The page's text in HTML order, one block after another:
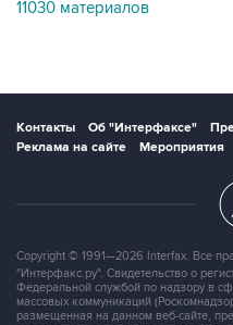
11030 материалов
Контакты Об "Интерфаксе"
Реклама на сайте
Мероприятия
Copyright © 1991—2026 Interfax. Все
"Интерфакс.ру". Свидетельство о
Федеральной службой по надзору в
массовых коммуникаций
размещенная на данном веб-сайте,